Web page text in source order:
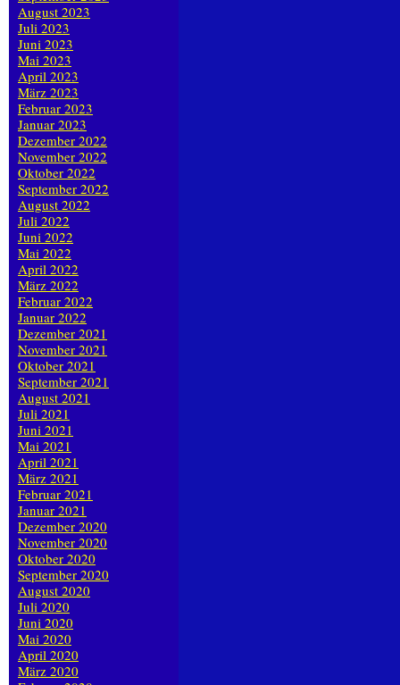
August 2023
Juli 2023
Juni 2023
Mai 2023
April 2023
März 2023
Februar 2023
Januar 2023
Dezember 2022
November 2022
Oktober 2022
September 2022
August 2022
Juli 2022
Juni 2022
Mai 2022
April 2022
März 2022
Februar 2022
Januar 2022
Dezember 2021
November 2021
Oktober 2021
September 2021
August 2021
Juli 2021
Juni 2021
Mai 2021
April 2021
März 2021
Februar 2021
Januar 2021
Dezember 2020
November 2020
Oktober 2020
September 2020
August 2020
Juli 2020
Juni 2020
Mai 2020
April 2020
März 2020